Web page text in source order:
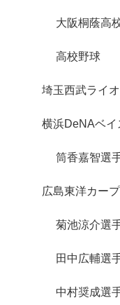
大阪桐蔭高
高校野球
埼玉西武ライ
横浜DeNAベイ
筒香嘉智選
広島東洋カープ
菊池涼介選
田中広輔選
中村奨成選